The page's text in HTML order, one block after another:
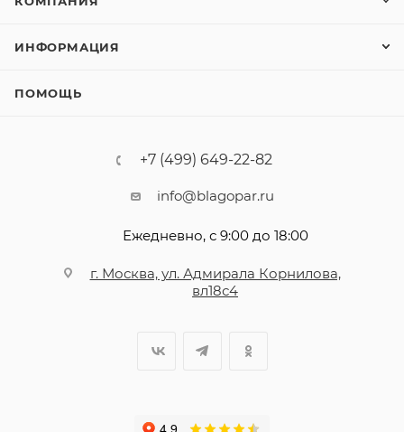
ИНФОРМАЦИЯ
ПОМОЩЬ
+7 (499) 649-22-82
info@blagopar.ru
Ежедневно, с 9:00 до 18:00
г. Москва, ул. Адмирала Корнилова,
вл18с4